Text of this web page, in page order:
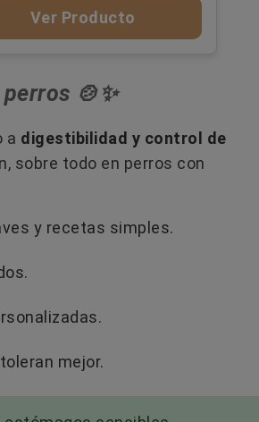
Ver Producto
🍲✨
a digestibilidad y control de
sobre todo en perros con
y recetas simples.
mejor.